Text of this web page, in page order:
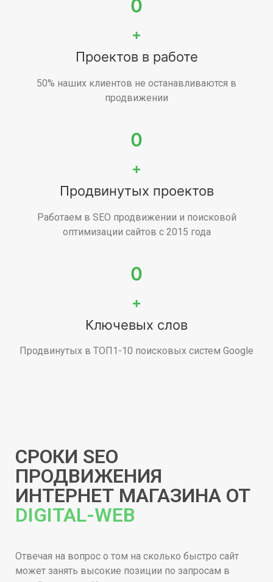
0
+
Проектов в работе
50% наших клиентов не останавливаются в
продвижении
0
+
Продвинутых проектов
Работаем в SEO продвижении и поисковой
оптимизации сайтов с 2015 года
0
+
Ключевых слов
Продвинутых в ТОП1-10 поисковых систем Google
СРОКИ SEO
ПРОДВИЖЕНИЯ
ИНТЕРНЕТ МАГАЗИНА ОТ
DIGITAL-WEB
Отвечая на вопрос о том на сколько быстро сайт
может занять высокие позиции по запросам в